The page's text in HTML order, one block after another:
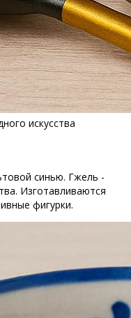
искусства
синью. Гжель -
Изготавливаются
фигурки.